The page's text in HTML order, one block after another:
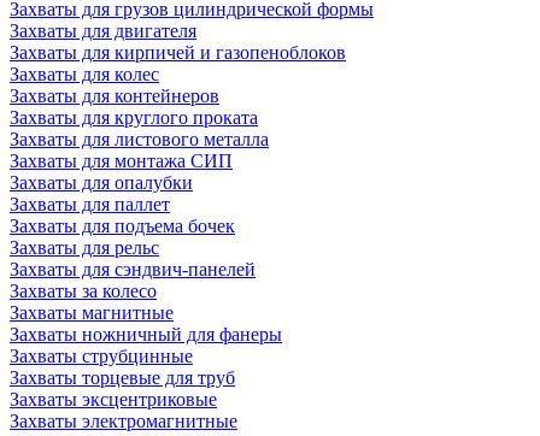
Захваты для грузов цилиндрической формы
Захваты для двигателя
Захваты для кирпичей и газопеноблоков
Захваты для колес
Захваты для контейнеров
Захваты для круглого проката
Захваты для листового металла
Захваты для монтажа СИП
Захваты для опалубки
Захваты для паллет
Захваты для подъема бочек
Захваты для рельс
Захваты для сэндвич-панелей
Захваты за колесо
Захваты магнитные
Захваты ножничный для фанеры
Захваты струбцинные
Захваты торцевые для труб
Захваты эксцентриковые
Захваты электромагнитные